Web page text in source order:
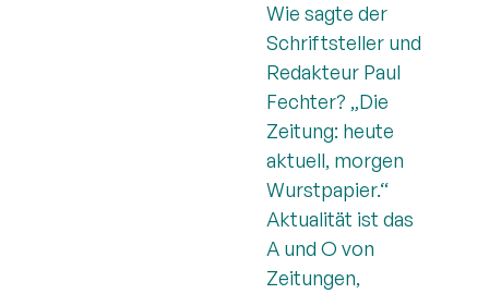
Wie sagte der
Schriftsteller und
Redakteur Paul
Fechter? „Die
Zeitung: heute
aktuell, morgen
Wurstpapier.“
Aktualität ist das
A und O von
Zeitungen,